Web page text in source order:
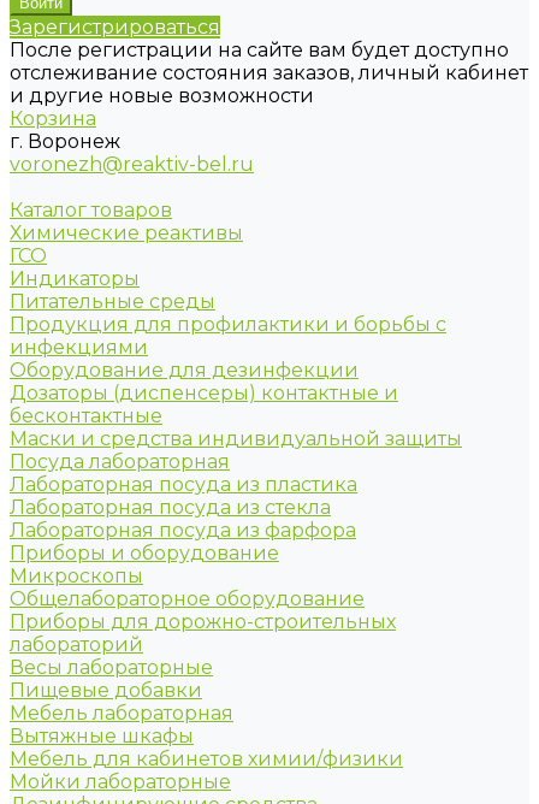
Зарегистрироваться
После регистрации на сайте вам будет доступно
отслеживание состояния заказов, личный кабинет
и другие новые возможности
Корзина
г. Воронеж
voronezh@reaktiv-bel.ru
Каталог товаров
Химические реактивы
ГСО
Индикаторы
Питательные среды
Продукция для профилактики и борьбы с
инфекциями
Оборудование для дезинфекции
Дозаторы (диспенсеры) контактные и
бесконтактные
Маски и средства индивидуальной защиты
Посуда лабораторная
Лабораторная посуда из пластика
Лабораторная посуда из стекла
Лабораторная посуда из фарфора
Приборы и оборудование
Микроскопы
Общелабораторное оборудование
Приборы для дорожно-строительных
лабораторий
Весы лабораторные
Пищевые добавки
Мебель лабораторная
Вытяжные шкафы
Мебель для кабинетов химии/физики
Мойки лабораторные